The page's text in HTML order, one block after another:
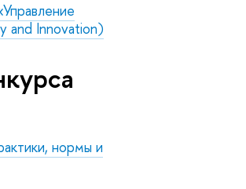
and Innovation)
нормы и